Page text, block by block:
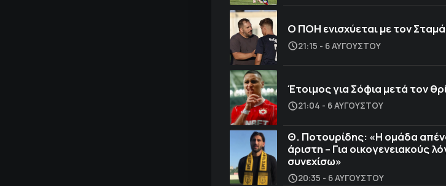
Ο ΠΟΗ ενισχύεται με τον
21:15 - 6 ΑΥΓΟΎΣΤΟΥ
Έτοιμος για Σόφια μετά τον
21:04 - 6 ΑΥΓΟΎΣΤΟΥ
Θ. Ποτουρίδης: «Η ομάδα
άριστη – Για οικογενειακούς
συνεχίσω»
20:35 - 6 ΑΥΓΟΎΣΤΟΥ